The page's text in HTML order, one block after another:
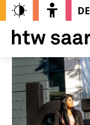
DE